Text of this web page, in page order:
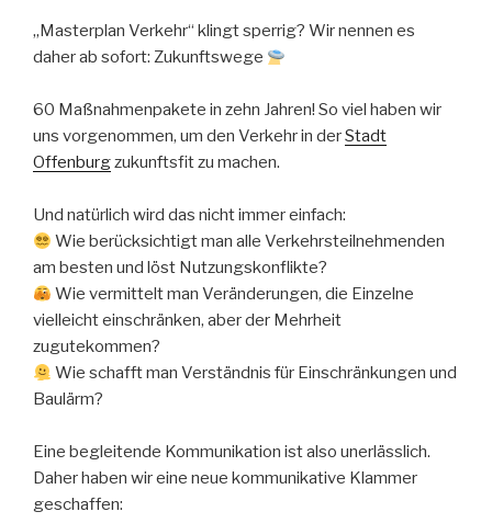
„Masterplan Verkehr“ klingt sperrig? Wir nennen es
daher ab sofort: Zukunftswege
60 Maßnahmenpakete in zehn Jahren! So viel haben wir
uns vorgenommen, um den Verkehr in derStadt
Offenburgzukunftsfit zu machen.
Und natürlich wird das nicht immer einfach:
Wie berücksichtigt man alle Verkehrsteilnehmenden
am besten und löst Nutzungskonflikte?
Wie vermittelt man Veränderungen, die Einzelne
vielleicht einschränken, aber der Mehrheit
zugutekommen?
Wie schafft man Verständnis für Einschränkungen und
Baulärm?
Eine begleitende Kommunikation ist also unerlässlich.
Daher haben wir eine neue kommunikative Klammer
geschaffen: